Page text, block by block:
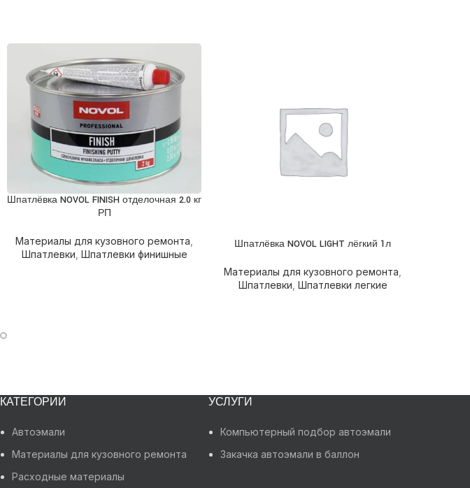
ПОДРОБНЕЕ
Шпатлёвка NOVOL FINISH отделочная 2.0 кг
РП
Материалы для кузовного ремонта
Шпатлевки Шпатлевки финишные
ПОДРОБНЕЕ
Шпатлёвка NOVOL LIGHT лёгкий 1л
Материалы для кузовного ремонта
Шпатлевки Шпатлевки легкие
КАТЕГОРИИ
Автоэмали
Материалы для кузовного ремонта
Расходные материалы
УСЛУГИ
Компьютерный подбор автоэмали
Закачка автоэмали в баллон